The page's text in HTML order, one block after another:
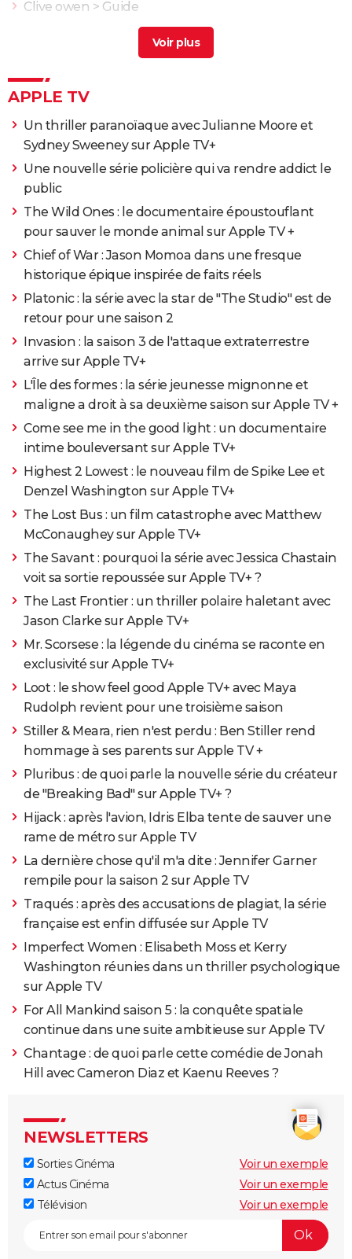
Clive owen > Guide
> Guide
Lambert wilson de gaulle > Accueil - Biopic
APPLE TV
Un thriller paranoïaque avec Julianne Moore et
Sydney Sweeney sur Apple TV+
Une nouvelle série policière qui va rendre addict le
public
The Wild Ones : le documentaire époustouflant
pour sauver le monde animal sur Apple TV +
Chief of War : Jason Momoa dans une fresque
historique épique inspirée de faits réels
Platonic : la série avec la star de "The Studio" est de
retour pour une saison 2
Invasion : la saison 3 de l'attaque extraterrestre
arrive sur Apple TV+
L'Île des formes : la série jeunesse mignonne et
maligne a droit à sa deuxième saison sur Apple TV +
Come see me in the good light : un documentaire
intime bouleversant sur Apple TV+
Highest 2 Lowest : le nouveau film de Spike Lee et
Denzel Washington sur Apple TV+
The Lost Bus : un film catastrophe avec Matthew
McConaughey sur Apple TV+
The Savant : pourquoi la série avec Jessica Chastain
voit sa sortie repoussée sur Apple TV+ ?
The Last Frontier : un thriller polaire haletant avec
Jason Clarke sur Apple TV+
Mr. Scorsese : la légende du cinéma se raconte en
exclusivité sur Apple TV+
Loot : le show feel good Apple TV+ avec Maya
Rudolph revient pour une troisième saison
Stiller & Meara, rien n'est perdu : Ben Stiller rend
hommage à ses parents sur Apple TV +
Pluribus : de quoi parle la nouvelle série du créateur
de "Breaking Bad" sur Apple TV+ ?
Hijack : après l'avion, Idris Elba tente de sauver une
rame de métro sur Apple TV
La dernière chose qu'il m'a dite : Jennifer Garner
rempile pour la saison 2 sur Apple TV
Traqués : après des accusations de plagiat, la série
française est enfin diffusée sur Apple TV
Imperfect Women : Elisabeth Moss et Kerry
Washington réunies dans un thriller psychologique
sur Apple TV
For All Mankind saison 5 : la conquête spatiale
continue dans une suite ambitieuse sur Apple TV
Chantage : de quoi parle cette comédie de Jonah
Hill avec Cameron Diaz et Kaenu Reeves ?
NEWSLETTERS
Sorties Cinéma
Voir un exemple
Actus Cinéma
Voir un exemple
Télévision
Voir un exemple